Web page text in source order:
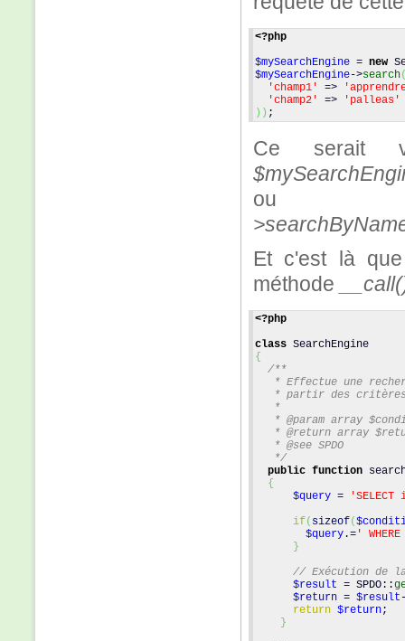
<?php
$mySearchEngine = new
$mySearchEngine->search
'champ1'
=>
'champ2'
=>
'palleas'
) ) ;
Ce serait
ou
Et c'est là
méthode
<?php
class SearchEngine
{
/**
* Effectue une
* partir des
   *
* @param array
* @return array
   * @see SPDO
   */
public function
{
$query =
if( sizeof(
$query .= '
}
// Exécution de la
$result = SPDO::
$return = $result
return $return;
}